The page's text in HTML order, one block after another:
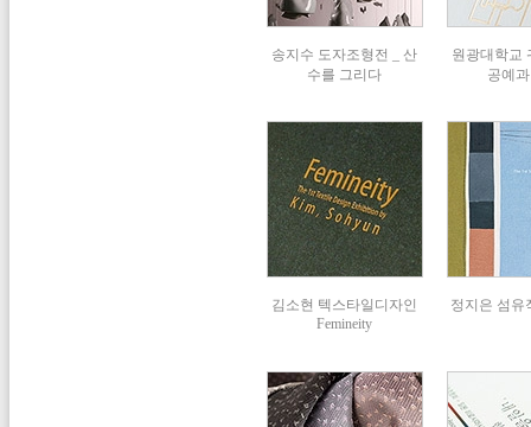
송지수 도자조형전 _ 산
수를 그리다
원광대학교
공예
김소현 텍스타일디자인
Femineity
정지은 섬유